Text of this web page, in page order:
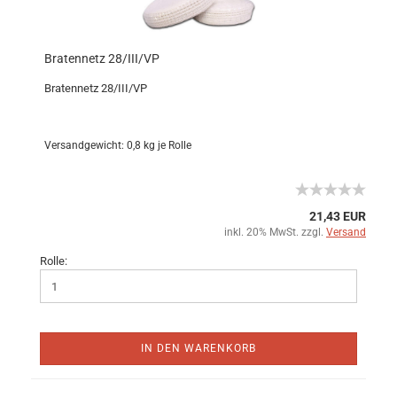
Bratennetz 28/III/VP
Bratennetz 28/III/VP
Versandgewicht: 0,8 kg je Rolle
21,43 EUR
inkl. 20% MwSt. zzgl. Versand
Rolle:
IN DEN WARENKORB